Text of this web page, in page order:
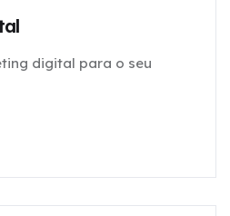
digital para o seu